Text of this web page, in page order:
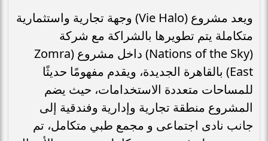
ويعد مشروع (Vie Halo) وجهة تجارية واستثمارية
متكاملة يتم تطويرها بالشراكة مع شركة
(Nations of the Sky) داخل مشروع (Zomra
East) بالقاهرة الجديدة، ويقدم مفهومًا حديثًا
للمساحات متعددة الاستخدامات، حيث يضم
المشروع منطقة تجارية وإدارية وفندقية إلى
جانب نادى اجتماعى و مجمع طبي متكامل، تم